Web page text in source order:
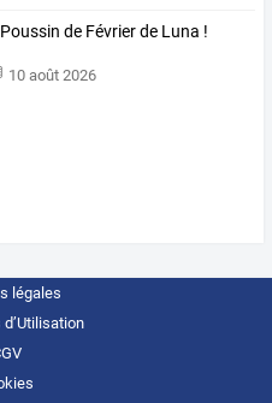
de Février de Luna !
10 août 2026
légales